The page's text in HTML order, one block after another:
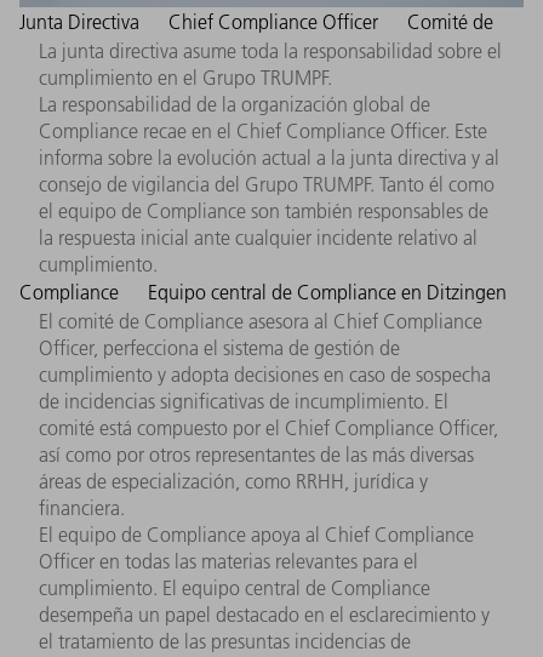
Junta Directiva
La junta directiva asume toda la responsabilidad sobre el
cumplimiento en el Grupo TRUMPF.
Chief Compliance Officer
La responsabilidad de la organización global de
Compliance recae en el Chief Compliance Officer. Este
informa sobre la evolución actual a la junta directiva y al
consejo de vigilancia del Grupo TRUMPF. Tanto él como
el equipo de Compliance son también responsables de
la respuesta inicial ante cualquier incidente relativo al
cumplimiento.
Comité de
Compliance
El comité de Compliance asesora al Chief Compliance
Officer, perfecciona el sistema de gestión de
cumplimiento y adopta decisiones en caso de sospecha
de incidencias significativas de incumplimiento. El
comité está compuesto por el Chief Compliance Officer,
así como por otros representantes de las más diversas
áreas de especialización, como RRHH, jurídica y
financiera.
Equipo central de Compliance en Ditzingen
El equipo de Compliance apoya al Chief Compliance
Officer en todas las materias relevantes para el
cumplimiento. El equipo central de Compliance
desempeña un papel destacado en el esclarecimiento y
el tratamiento de las presuntas incidencias de